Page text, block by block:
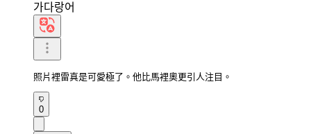
가다랑어
照片裡雷真是可愛極了。他比馬裡奧更引人注目。
0